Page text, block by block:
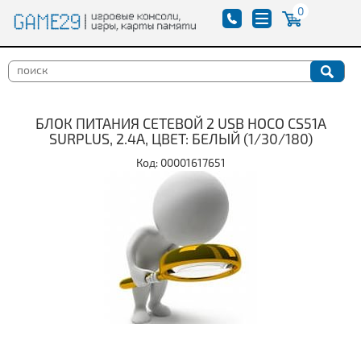
0
БЛОК ПИТАНИЯ СЕТЕВОЙ 2 USB HOCO CS51A
SURPLUS, 2.4A, ЦВЕТ: БЕЛЫЙ (1/30/180)
Код: 00001617651